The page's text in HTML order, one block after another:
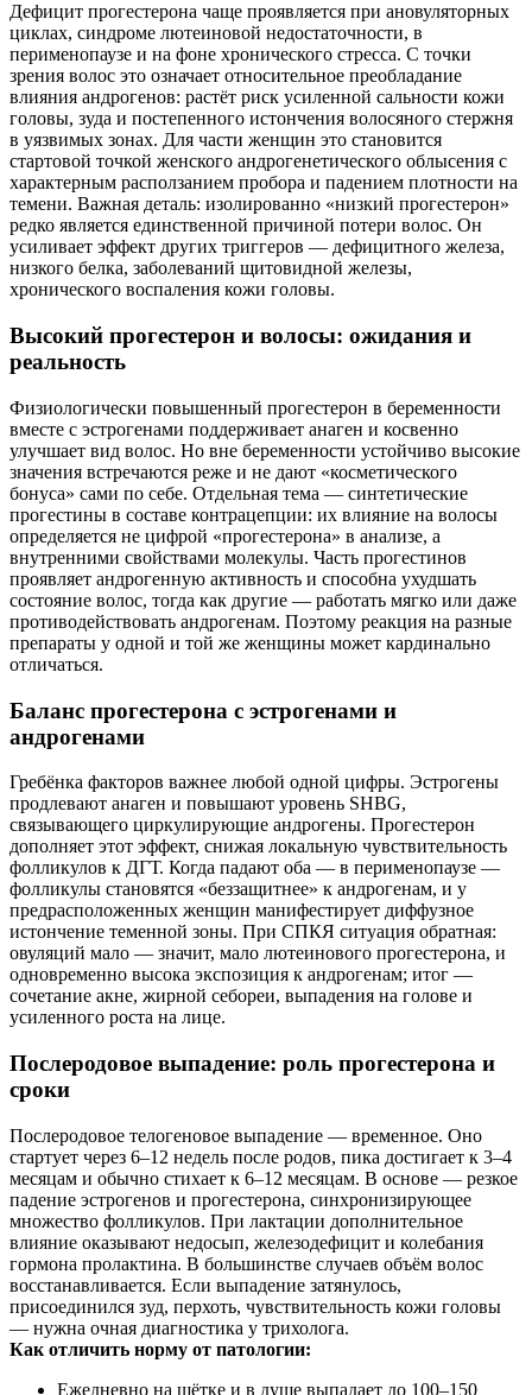
Дефицит прогестерона чаще проявляется при ановуляторных
циклах, синдроме лютеиновой недостаточности, в
перименопаузе и на фоне хронического стресса. С точки
зрения волос это означает относительное преобладание
влияния андрогенов: растёт риск усиленной сальности кожи
головы, зуда и постепенного истончения волосяного стержня
в уязвимых зонах. Для части женщин это становится
стартовой точкой женского андрогенетического облысения с
характерным расползанием пробора и падением плотности на
темени. Важная деталь: изолированно «низкий прогестерон»
редко является единственной причиной потери волос. Он
усиливает эффект других триггеров — дефицитного железа,
низкого белка, заболеваний щитовидной железы,
хронического воспаления кожи головы.
Высокий прогестерон и волосы: ожидания и
реальность
Физиологически повышенный прогестерон в беременности
вместе с эстрогенами поддерживает анаген и косвенно
улучшает вид волос. Но вне беременности устойчиво высокие
значения встречаются реже и не дают «косметического
бонуса» сами по себе. Отдельная тема — синтетические
прогестины в составе контрацепции: их влияние на волосы
определяется не цифрой «прогестерона» в анализе, а
внутренними свойствами молекулы. Часть прогестинов
проявляет андрогенную активность и способна ухудшать
состояние волос, тогда как другие — работать мягко или даже
противодействовать андрогенам. Поэтому реакция на разные
препараты у одной и той же женщины может кардинально
отличаться.
Баланс прогестерона с эстрогенами и
андрогенами
Гребёнка факторов важнее любой одной цифры. Эстрогены
продлевают анаген и повышают уровень SHBG,
связывающего циркулирующие андрогены. Прогестерон
дополняет этот эффект, снижая локальную чувствительность
фолликулов к ДГТ. Когда падают оба — в перименопаузе —
фолликулы становятся «беззащитнее» к андрогенам, и у
предрасположенных женщин манифестирует диффузное
истончение теменной зоны. При СПКЯ ситуация обратная:
овуляций мало — значит, мало лютеинового прогестерона, и
одновременно высока экспозиция к андрогенам; итог —
сочетание акне, жирной себореи, выпадения на голове и
усиленного роста на лице.
Послеродовое выпадение: роль прогестерона и
сроки
Послеродовое телогеновое выпадение — временное. Оно
стартует через 6–12 недель после родов, пика достигает к 3–4
месяцам и обычно стихает к 6–12 месяцам. В основе — резкое
падение эстрогенов и прогестерона, синхронизирующее
множество фолликулов. При лактации дополнительное
влияние оказывают недосып, железодефицит и колебания
гормона пролактина. В большинстве случаев объём волос
восстанавливается. Если выпадение затянулось,
присоединился зуд, перхоть, чувствительность кожи головы
— нужна очная диагностика у трихолога.
Как отличить норму от патологии:
Ежедневно на щётке и в душе выпадает до 100–150